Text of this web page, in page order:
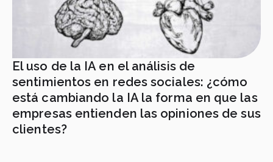
El uso de la IA en el análisis de
sentimientos en redes sociales: ¿cómo
está cambiando la IA la forma en que las
empresas entienden las opiniones de sus
clientes?